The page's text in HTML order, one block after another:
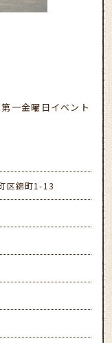
一金曜日イベント
区錦町1-13